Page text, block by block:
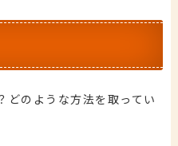
どのような方法を取ってい